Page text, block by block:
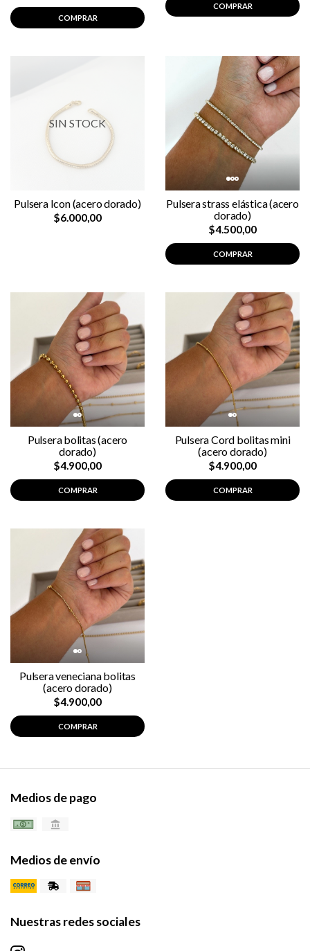
COMPRAR
COMPRAR
SIN STOCK
Pulsera Icon (acero dorado)
$6.000,00
Pulsera strass elástica (acero
dorado)
$4.500,00
COMPRAR
Pulsera bolitas (acero
dorado)
$4.900,00
COMPRAR
Pulsera Cord bolitas mini
(acero dorado)
$4.900,00
COMPRAR
Pulsera veneciana bolitas
(acero dorado)
$4.900,00
COMPRAR
Medios de pago
Medios de envío
Nuestras redes sociales